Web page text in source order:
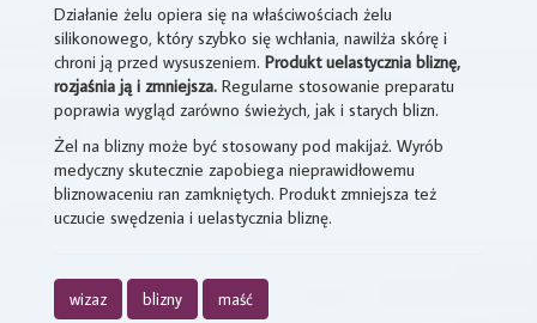
Działanie żelu opiera się na właściwościach żelu
silikonowego, który szybko się wchłania, nawilża skórę i
chroni ją przed wysuszeniem. Produkt uelastycznia bliznę,
rozjaśnia ją i zmniejsza. Regularne stosowanie preparatu
poprawia wygląd zarówno świeżych, jak i starych blizn.
Żel na blizny może być stosowany pod makijaż. Wyrób
medyczny skutecznie zapobiega nieprawidłowemu
bliznowaceniu ran zamkniętych. Produkt zmniejsza też
uczucie swędzenia i uelastycznia bliznę.
wizaz blizny maść